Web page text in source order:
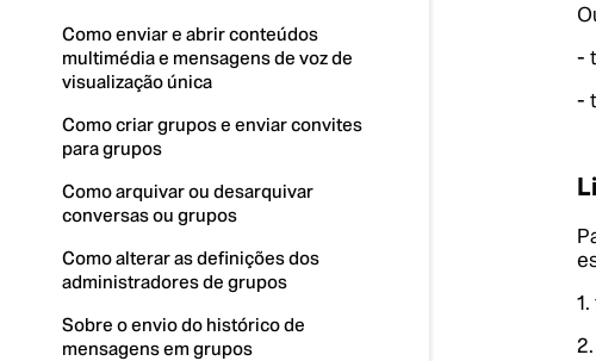
Como enviar e abrir conteúdos
multimédia e mensagens de voz de
visualização única
Como criar grupos e enviar convites
para grupos
Como arquivar ou desarquivar
conversas ou grupos
Como alterar as definições dos
administradores de grupos
Sobre o envio do histórico de
mensagens em grupos
-
-